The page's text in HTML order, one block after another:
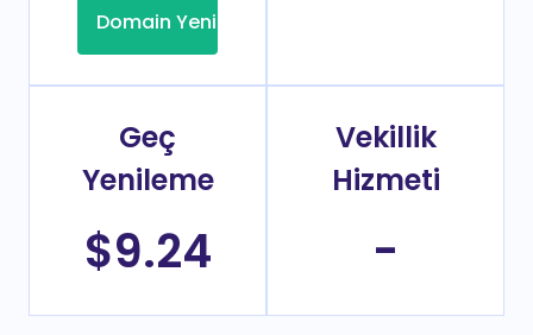
Domain Yenileme
Geç
Yenileme
$9.24
Vekillik
Hizmeti
-